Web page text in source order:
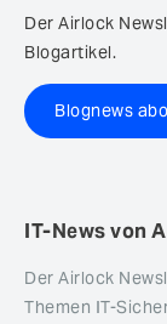
Der Airlock
Blogartikel.
Blognews
IT-News von
Der Airlock
Themen IT-